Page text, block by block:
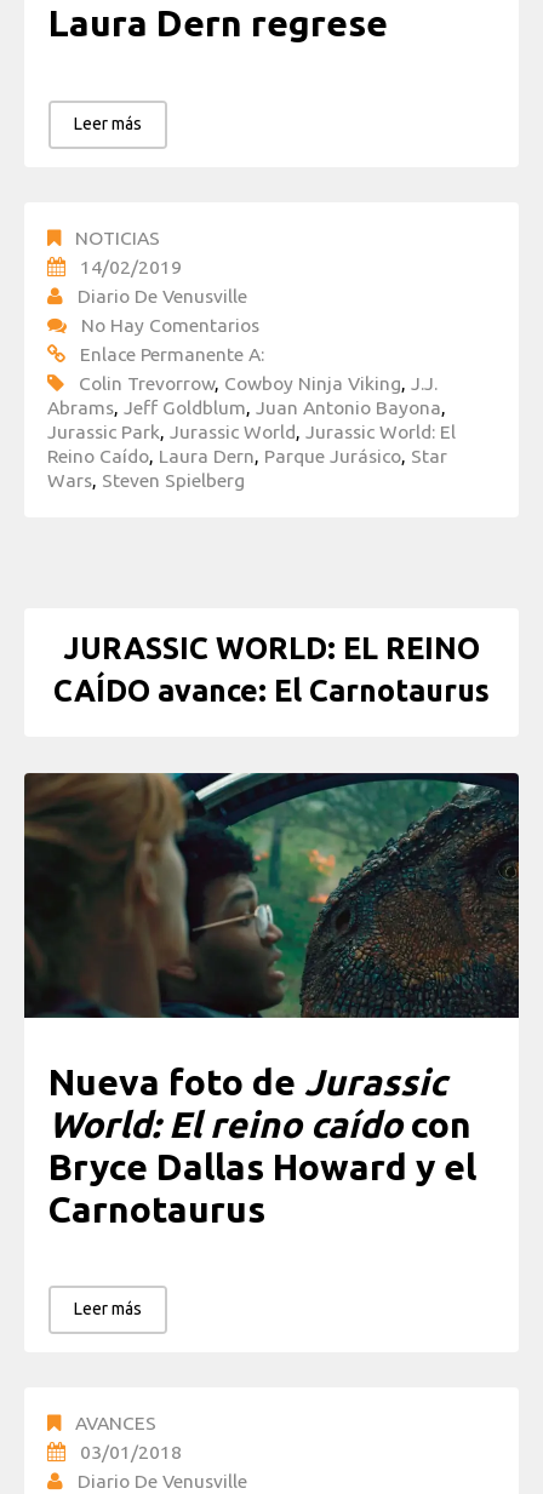
Laura Dern regrese
Leer más
NOTICIAS
14/02/2019
Diario De Venusville
No Hay Comentarios
Enlace Permanente A:
Colin Trevorrow, Cowboy Ninja Viking, J.J.
Abrams, Jeff Goldblum, Juan Antonio Bayona,
Jurassic Park, Jurassic World, Jurassic World: El
Reino Caído, Laura Dern, Parque Jurásico, Star
Wars, Steven Spielberg
JURASSIC WORLD: EL REINO
CAÍDO avance: El Carnotaurus
Nueva foto de Jurassic
World: El reino caídocon
Bryce Dallas Howard y el
Carnotaurus
Leer más
AVANCES
03/01/2018
Diario De Venusville